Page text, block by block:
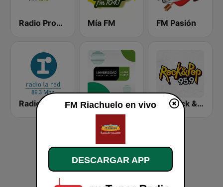
Radio Provincia AM 1270 Mía FM FM Pasión
Radio La Red FM 89.3 Radio Universidad de Córdoba FM Rock & Pop
FM Riachuelo en vivo
DESCARGAR APP